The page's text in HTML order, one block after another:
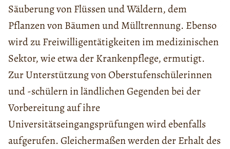
Säuberung von Flüssen und Wäldern, dem
Pflanzen von Bäumen und Mülltrennung. Ebenso
wird zu Freiwilligentätigkeiten im medizinischen
Sektor, wie etwa der Krankenpflege, ermutigt.
Zur Unterstützung von Oberstufenschülerinnen
und -schülern in ländlichen Gegenden bei der
Vorbereitung auf ihre
Universitätseingangsprüfungen wird ebenfalls
aufgerufen. Gleichermaßen werden der Erhalt des